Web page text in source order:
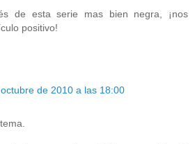
de esta serie mas bien negra, ¡nos
positivo!
de 2010 a las 18:00